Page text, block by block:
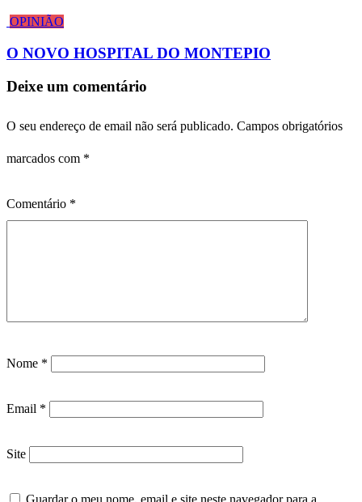
OPINIÃO
O NOVO HOSPITAL DO MONTEPIO
Deixe um comentário
O seu endereço de email não será publicado. Campos obrigatórios
marcados com *
Comentário *
Nome *
Email *
Site